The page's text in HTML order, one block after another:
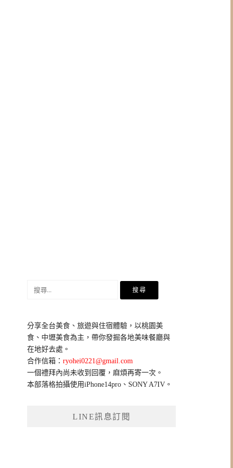
鍵
字:
分享全台美食、旅遊與住宿體驗，以桃園美
食、中壢美食為主，帶你發掘各地美味餐廳與
在地好去處。
合作信箱：ryohei0221@gmail.com
一個禮拜內尚未收到回覆，麻煩再寄一次。
本部落格拍攝使用iPhone14pro、SONY A7IV。
LINE訊息訂閱